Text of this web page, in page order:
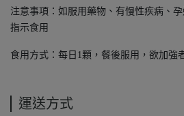
注意事項：如服用藥物、有慢性疾病、
指示食用
食用方式：每日1顆，餐後服用，欲加強
運送方式